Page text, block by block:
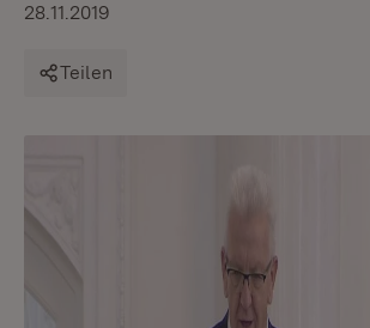
28.11.2019
Teilen